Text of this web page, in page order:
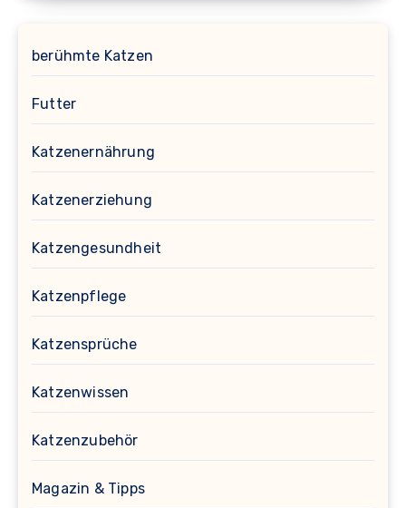
berühmte Katzen
Futter
Katzenernährung
Katzenerziehung
Katzengesundheit
Katzenpflege
Katzensprüche
Katzenwissen
Katzenzubehör
Magazin & Tipps